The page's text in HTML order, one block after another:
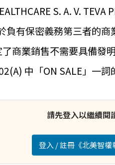
S. A. V. TEVA
負有保密義務第三者的
商業銷售不需要具備發
中「ON SALE」一詞
請先登入以繼續閱
登入 / 註冊《北美智權